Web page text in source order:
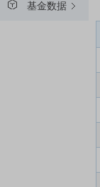
基金数据